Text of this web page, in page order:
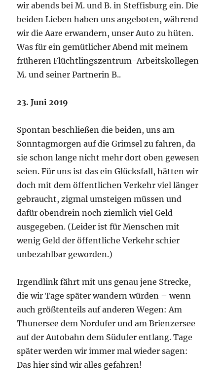
wir abends bei M. und B. in Steffisburg ein. Die
beiden Lieben haben uns angeboten, während
wir die Aare erwandern, unser Auto zu hüten.
Was für ein gemütlicher Abend mit meinem
früheren Flüchtlingszentrum-Arbeitskollegen
M. und seiner Partnerin B..
23. Juni 2019
Spontan beschließen die beiden, uns am
Sonntagmorgen auf die Grimsel zu fahren, da
sie schon lange nicht mehr dort oben gewesen
seien. Für uns ist das ein Glücksfall, hätten wir
doch mit dem öffentlichen Verkehr viel länger
gebraucht, zigmal umsteigen müssen und
dafür obendrein noch ziemlich viel Geld
ausgegeben. (Leider ist für Menschen mit
wenig Geld der öffentliche Verkehr schier
unbezahlbar geworden.)
Irgendlink fährt mit uns genau jene Strecke,
die wir Tage später wandern würden – wenn
auch größtenteils auf anderen Wegen: Am
Thunersee dem Nordufer und am Brienzersee
auf der Autobahn dem Südufer entlang. Tage
später werden wir immer mal wieder sagen:
Das hier sind wir alles gefahren!